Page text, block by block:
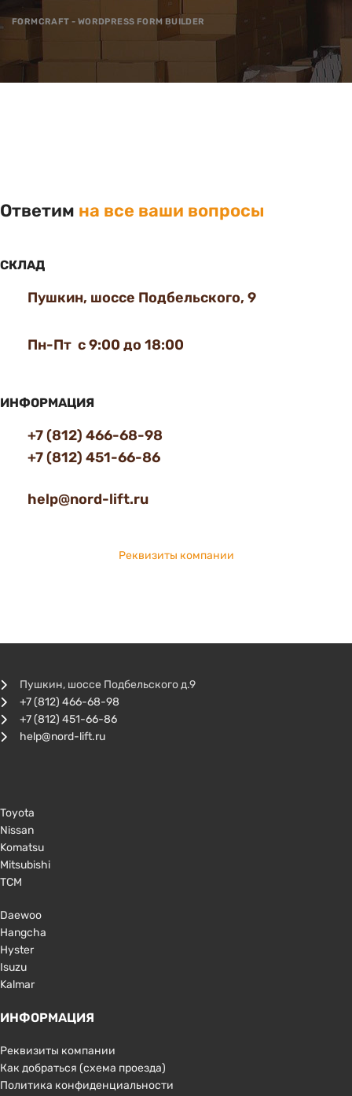
FORMCRAFT - WORDPRESS FORM BUILDER
Ответим на все ваши вопросы
СКЛАД
Пушкин, шоссе Подбельского, 9
Пн-Пт с 9:00 до 18:00
ИНФОРМАЦИЯ
+7 (812) 466-68-98
+7 (812) 451-66-86
help@nord-lift.ru
Реквизиты компании
Пушкин, шоссе Подбельского д.9
+7 (812) 466-68-98
+7 (812) 451-66-86
help@nord-lift.ru
Toyota
Nissan
Komatsu
Mitsubishi
TCM
Daewoo
Hangcha
Hyster
Isuzu
Kalmar
ИНФОРМАЦИЯ
Реквизиты компании
Как добраться (схема проезда)
Политика конфиденциальности